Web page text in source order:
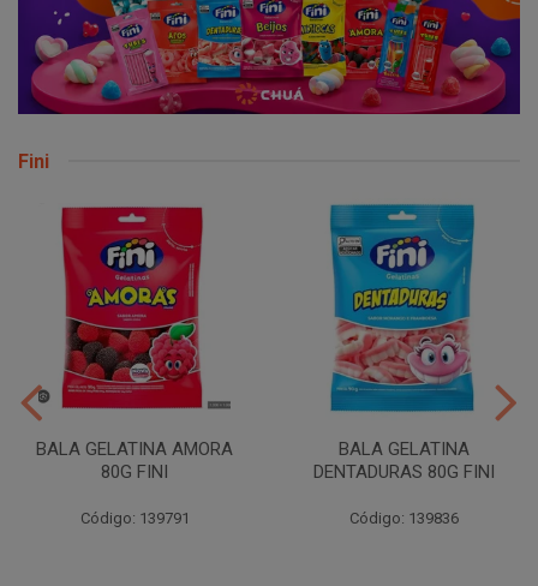
Fini
BALA GELATINA AMORA
80G FINI
Código: 139791
BALA GELATINA
DENTADURAS 80G FINI
Código: 139836